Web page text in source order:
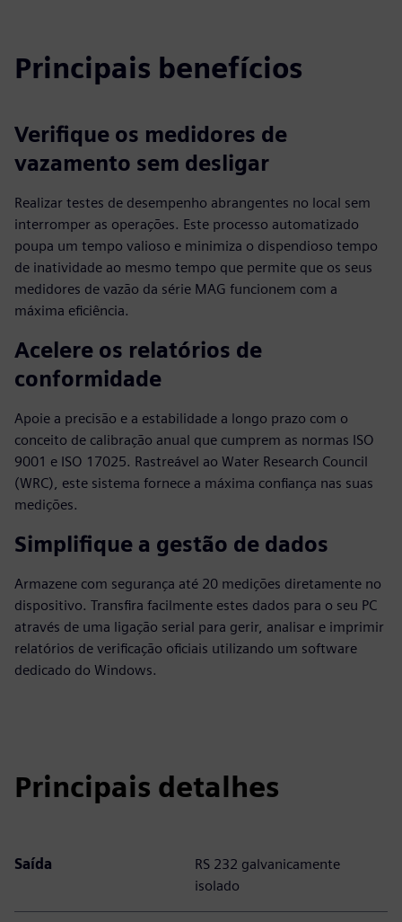
Principais benefícios
Verifique os medidores de
vazamento sem desligar
Realizar testes de desempenho abrangentes no local sem
interromper as operações. Este processo automatizado
poupa um tempo valioso e minimiza o dispendioso tempo
de inatividade ao mesmo tempo que permite que os seus
medidores de vazão da série MAG funcionem com a
máxima eficiência.
Acelere os relatórios de
conformidade
Apoie a precisão e a estabilidade a longo prazo com o
conceito de calibração anual que cumprem as normas ISO
9001 e ISO 17025. Rastreável ao Water Research Council
(WRC), este sistema fornece a máxima confiança nas suas
medições.
Simplifique a gestão de dados
Armazene com segurança até 20 medições diretamente no
dispositivo. Transfira facilmente estes dados para o seu PC
através de uma ligação serial para gerir, analisar e imprimir
relatórios de verificação oficiais utilizando um software
dedicado do Windows.
Principais detalhes
Saída
RS 232 galvanicamente
isolado